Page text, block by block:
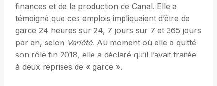
finances et de la production de Canal. Elle a
témoigné que ces emplois impliquaient d’être de
garde 24 heures sur 24, 7 jours sur 7 et 365 jours
par an, selon Variété. Au moment où elle a quitté
son rôle fin 2018, elle a déclaré qu’il l’avait traitée
à deux reprises de « garce ».